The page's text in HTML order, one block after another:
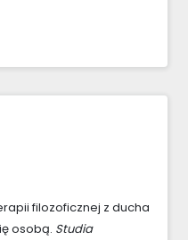
filozoficznej z ducha
osobą. Studia